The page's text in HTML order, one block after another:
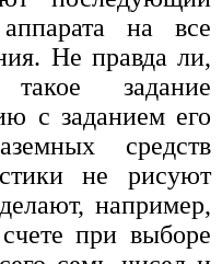
на все
Не правда ли,
задание
с заданием его
средств
не рисуют
например,
при выборе